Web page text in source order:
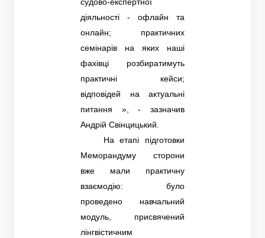
діяльності - офлайн та
онлайн; практичних
семінарів на яких наші
фахівці розбиратимуть
практичні кейси;
відповідей на актуальні
питання », - зазначив
Андрій Свінцицький.
На етапі підготовки
Меморандуму сторони
вже мали практичну
взаємодію: було
проведено навчальний
модуль, присвячений
лінгвістичним